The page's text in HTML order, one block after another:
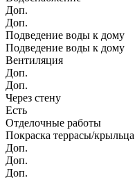
Доп.
Доп.
Подведение воды к дому
Подведение воды к дому
Вентиляция
Доп.
Доп.
Через стену
Есть
Отделочные работы
Покраска террасы/крыльца
Доп.
Доп.
Доп.